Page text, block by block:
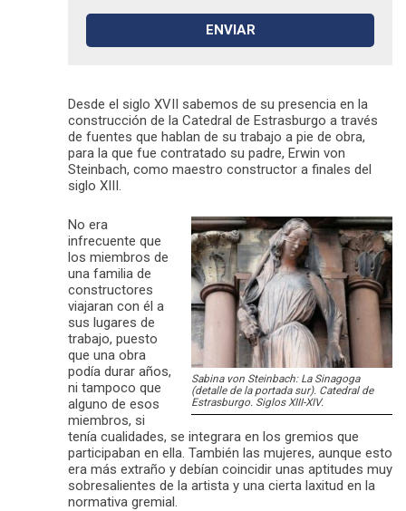
Desde el siglo XVII sabemos de su presencia en la
construcción de la Catedral de Estrasburgo a través
de fuentes que hablan de su trabajo a pie de obra,
para la que fue contratado su padre, Erwin von
Steinbach, como maestro constructor a finales del
siglo XIII.
Sabina von Steinbach: La Sinagoga
(detalle de la portada sur). Catedral de
Estrasburgo. Siglos XIII-XIV.
No era
infrecuente que
los miembros de
una familia de
constructores
viajaran con él a
sus lugares de
trabajo, puesto
que una obra
podía durar años,
ni tampoco que
alguno de esos
miembros, si
tenía cualidades, se integrara en los gremios que
participaban en ella. También las mujeres, aunque esto
era más extraño y debían coincidir unas aptitudes muy
sobresalientes de la artista y una cierta laxitud en la
normativa gremial.